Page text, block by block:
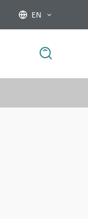
 EN 
